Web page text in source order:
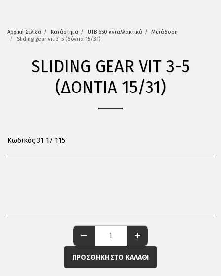
Αρχική Σελίδα Κατάστημα UTB 650 ανταλλακτικά
Μετάδοση
Sliding gear vit 3-5 (δόντια 15/31)
SLIDING GEAR VIT 3-5
(ΔΌΝΤΙΑ 15/31)
Κωδικός 31 17 115
ΠΡΟΣΘΉΚΗ ΣΤΟ ΚΑΛΆΘΙ